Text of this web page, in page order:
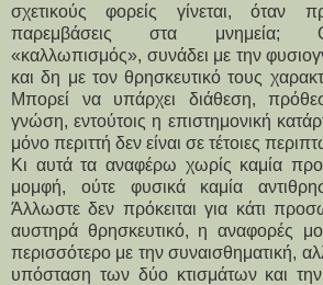
σχετικούς φορείς γίνεται, όταν
παρεμβάσεις στα μνημεία;
«καλλωπισμός», συνάδει με την
και δη με τον θρησκευτικό τους
Μπορεί να υπάρχει διάθεση,
γνώση, εντούτοις η επιστημονική
μόνο περιττή δεν είναι σε τέτοιες
Κι αυτά τα αναφέρω χωρίς καμία
μομφή, ούτε φυσικά καμία
Άλλωστε δεν πρόκειται για κάτι
αυστηρά θρησκευτικό, η αναφορές
περισσότερο με την συναισθηματική,
υπόσταση των δύο κτισμάτων και